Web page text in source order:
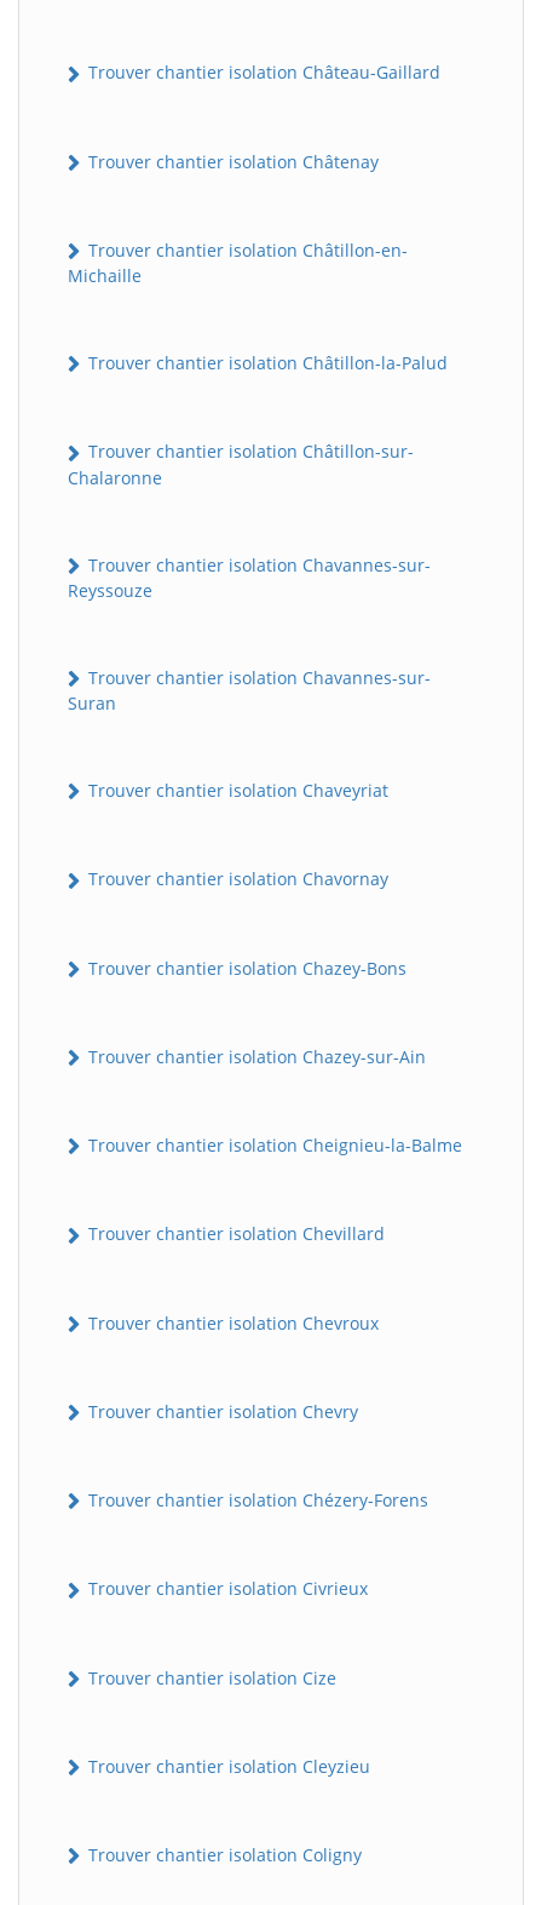
Trouver chantier isolation Château-Gaillard
Trouver chantier isolation Châtenay
Trouver chantier isolation Châtillon-en-
Michaille
Trouver chantier isolation Châtillon-la-Palud
Trouver chantier isolation Châtillon-sur-
Chalaronne
Trouver chantier isolation Chavannes-sur-
Reyssouze
Trouver chantier isolation Chavannes-sur-
Suran
Trouver chantier isolation Chaveyriat
Trouver chantier isolation Chavornay
Trouver chantier isolation Chazey-Bons
Trouver chantier isolation Chazey-sur-Ain
Trouver chantier isolation Cheignieu-la-Balme
Trouver chantier isolation Chevillard
Trouver chantier isolation Chevroux
Trouver chantier isolation Chevry
Trouver chantier isolation Chézery-Forens
Trouver chantier isolation Civrieux
Trouver chantier isolation Cize
Trouver chantier isolation Cleyzieu
Trouver chantier isolation Coligny
Assistant en ligne